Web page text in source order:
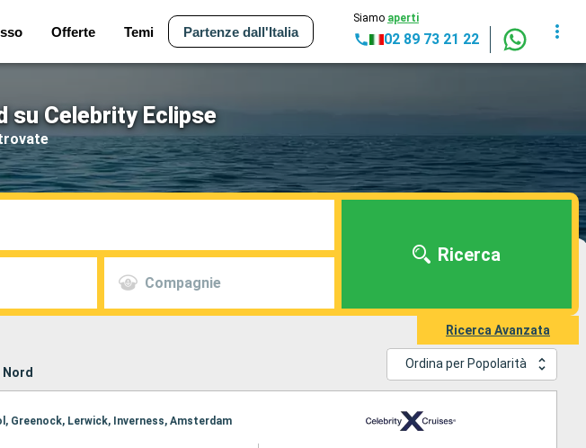
Offerte Temi Partenze dall'Italia
Siamo aperti
02 89 73 21 22
su Celebrity Eclipse
Compagnie
Ricerca
Ricerca Avanzata
Nord
Ordina per Popolarità
Greenock, Lerwick, Inverness, Amsterdam